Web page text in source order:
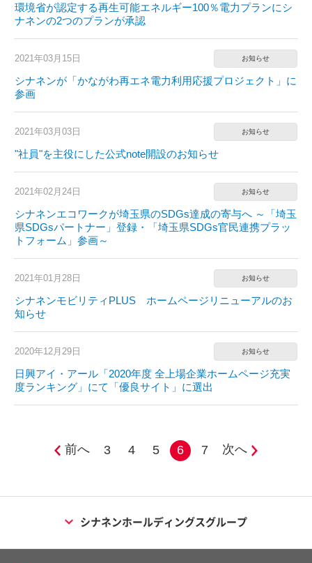
環境省が認定する再生可能エネルギー100％電力プランにシ
ナネンの2つのプランが承認
2021年03月15日 お知らせ
シナネンが「かながわ再エネ電力利用応援プロジェクト」に
参画
2021年03月03日 お知らせ
"社員"を主役にした公式note開設のお知らせ
2021年02月24日 お知らせ
シナネンエコワークが埼玉県のSDGs達成の寄与へ ～「埼玉
県SDGsパートナー」登録・「埼玉県SDGs官民連携プラッ
トフォーム」参画～
2021年01月28日 お知らせ
シナネンモビリティPLUS ホームページリニューアルのお
知らせ
2020年12月29日 お知らせ
日興アイ・アール「2020年度 全上場企業ホームページ充実
度ランキング」にて「優良サイト」に選出
前へ 3 4 5 6 7 次へ
シナネンホールディングスグループ